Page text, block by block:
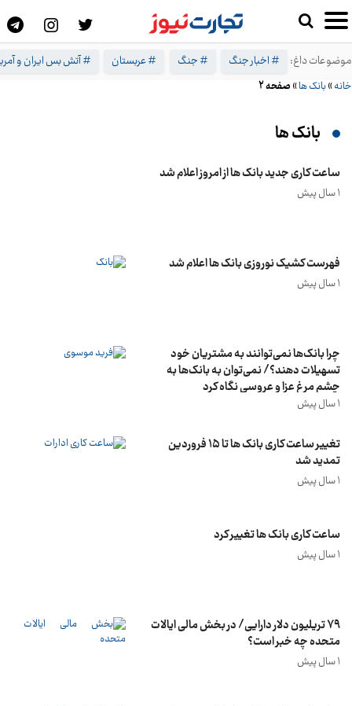
موضوعات داغ: # اخبار جنگ # جنگ # عربستان # آتش بس ایران و
خانه»بانک ها» صفحه 2
بانک ها
ساعت کاری جدید بانک ها از امروز اعلام شد
1 سال پیش
فهرست کشیک نوروزی بانک ها اعلام شد
1 سال پیش
چرا بانک‌ها نمی‌توانند به مشتریان خود
تسهیلات دهند؟/ نمی‌توان به بانک‌ها به
چشم مرغ عزا و عروسی نگاه کرد
1 سال پیش
تغییر ساعت کاری بانک ها تا ۱۵ فروردین
تمدید شد
1 سال پیش
ساعت کاری بانک ها تغییر کرد
1 سال پیش
۷۹ تریلیون دلار دارایی/ در بخش مالی ایالات
متحده چه خبر است؟
1 سال پیش